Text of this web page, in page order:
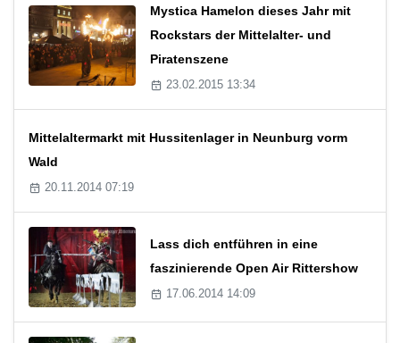
Mystica Hamelon dieses Jahr mit
Rockstars der Mittelalter- und
Piratenszene
23.02.2015 13:34
Mittelaltermarkt mit Hussitenlager in Neunburg vorm
Wald
20.11.2014 07:19
Lass dich entführen in eine
faszinierende Open Air Rittershow
17.06.2014 14:09